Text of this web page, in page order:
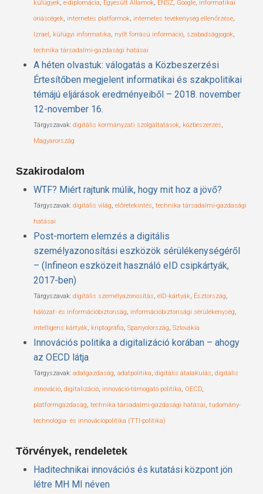
külügyek, e-diplomácia, Egyesült Államok, ENSZ, Google, informatikai
óriáscégek, internetes platformok, internetes tevékenység ellenőrzése,
Izrael, külügyi informatika, nyílt forrású információ, szabadságjogok,
technika társadalmi-gazdasági hatásai
A héten olvastuk: válogatás a Közbeszerzési
Értesítőben megjelent informatikai és szakpolitikai
témájú eljárások eredményeiből – 2018. november
12-november 16.
Tárgyszavak: digitális kormányzati szolgáltatások, közbeszerzés,
Magyarország
Szakirodalom
WTF? Miért rajtunk múlik, hogy mit hoz a jövő?
Tárgyszavak: digitális világ, előretekintés, technika társadalmi-gazdasági
hatásai
Post-mortem elemzés a digitális
személyazonosítási eszközök sérülékenységéről
– (Infineon eszközeit használó eID csipkártyák,
2017-ben)
Tárgyszavak: digitális személyazonosítás, eID-kártyák, Észtország,
hálózat- és információbiztonság, információbiztonsági sérülékenység,
intelligens kártyák, kriptográfia, Spanyolország, Szlovákia
Innovációs politika a digitalizáció korában – ahogy
az OECD látja
Tárgyszavak: adatgazdaság, adatpolitika, digitális átalakulás, digitális
innováció, digitalizáció, innováció-támogató politika, OECD,
platformgazdaság, technika társadalmi-gazdasági hatásai, tudomány-
technológia- és innovációpolitika (TTI-politika)
Törvények, rendeletek
Haditechnikai innovációs és kutatási központ jön
létre MH MI néven